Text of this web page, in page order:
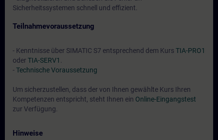
Sicherheitssystemen schnell und effizient.
Teilnahmevoraussetzung
- Kenntnisse über SIMATIC S7 entsprechend dem Kurs TIA-PRO1
oderTIA-SERV1
-Technische Voraussetzung
Um sicherzustellen, dass der von Ihnen gewählte Kurs Ihren
Kompetenzen entspricht, steht Ihnen ein Online-Eingangstest
zur Verfügung.
Hinweise